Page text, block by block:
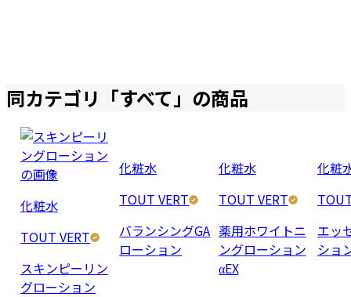
同カテゴリ「すべて 」の商品
化粧水
TOUT VERT
スキンピーリン
グローション
化粧水
TOUT VERT
バランシングGA
ローション
化粧水
TOUT VERT
薬用ホワイトニ
ングローション
αEX
化粧
エッ
ショ